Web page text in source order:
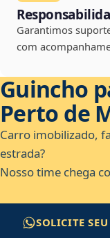
Garantimos
com
Guincho
Perto de
Carro imobilizado,
estrada?
Nosso time chega
SOLICITE